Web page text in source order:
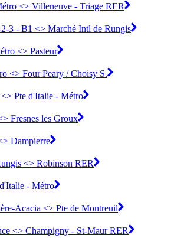
<> Villeneuve - Triage RER
3 - B1 <> Marché Intl de Rungis
<> Pasteur
<> Four Peary / Choisy S.
Pte d'Italie - Métro
Fresnes les Groux
Dampierre
<> Robinson RER
- Métro
Acacia <> Pte de Montreuil
<> Champigny - St-Maur RER